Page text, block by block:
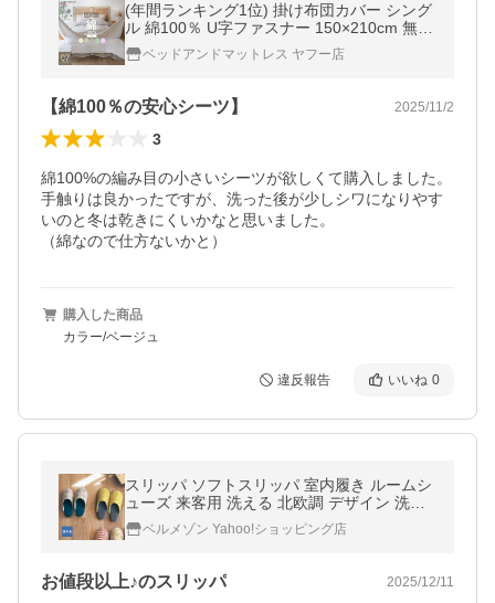
(年間ランキング1位) 掛け布団カバー シング
ル 綿100％ U字ファスナー 150×210cm 無地
洗濯可 掛けふとんカバー 掛けカバー 掛カバ
ー 布団 コットン U07
ベッドアンドマットレス ヤフー店
【綿100％の安心シーツ】 2025/11/2
3
綿100%の編み目の小さいシーツが欲しくて購入しました。
手触りは良かったですが、洗った後が少しシワになりやす
いのと冬は乾きにくいかなと思いました。
購入した商品
カラー/ベージュ
違反報告 いいね 0
スリッパ ソフトスリッパ 室内履き ルームシ
ューズ 来客用 洗える 北欧調 デザイン 洗濯
可 ウォッシャブル 家族用 シンプル おしゃれ
新生活
ベルメゾン Yahoo!ショッピング店
お値段以上♪のスリッパ 2025/12/11